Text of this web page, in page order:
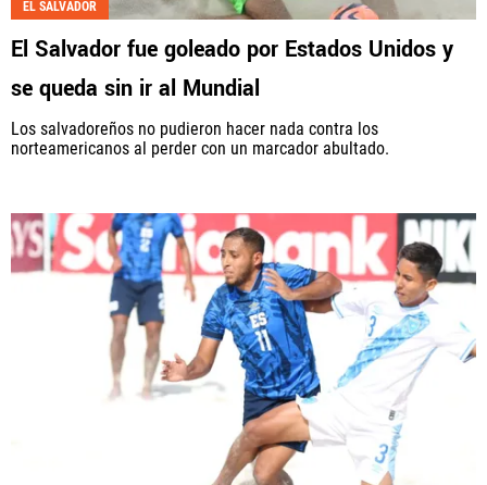
EL SALVADOR
El Salvador fue goleado por Estados Unidos y
se queda sin ir al Mundial
Los salvadoreños no pudieron hacer nada contra los
norteamericanos al perder con un marcador abultado.